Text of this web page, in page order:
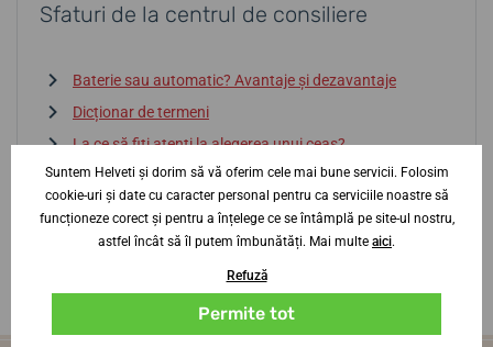
Sfaturi de la centrul de consiliere
Baterie sau automatic? Avantaje și dezavantaje
Dicționar de termeni
La ce să fiți atenți la alegerea unui ceas?
Rezistența la apă? Cum să vă orientați
Importul gri și contrafacerile — atenție
↓Intrați în centrul de consiliere
Suntem Helveti și dorim să vă oferim cele mai bune servicii. Folosim
cookie-uri și date cu caracter personal pentru ca serviciile noastre să
funcționeze corect și pentru a înțelege ce se întâmplă pe site-ul nostru,
astfel încât să îl putem îmbunătăți. Mai multe aici.
Refuză
Permite tot